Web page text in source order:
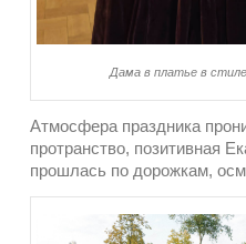
Дама в платье в стиле
Атмосфера праздника
протранство, позитивная
прошлась по дорожкам,